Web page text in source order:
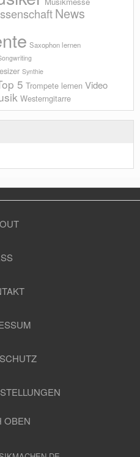
News
Saxophon lernen
Synthie
5 Trompete lernen Video
Westerngitarre
OBEN